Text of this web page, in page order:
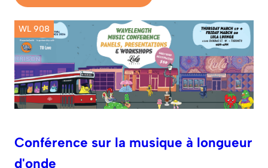
WL 908
Conférence sur la musique à longueur
d'onde